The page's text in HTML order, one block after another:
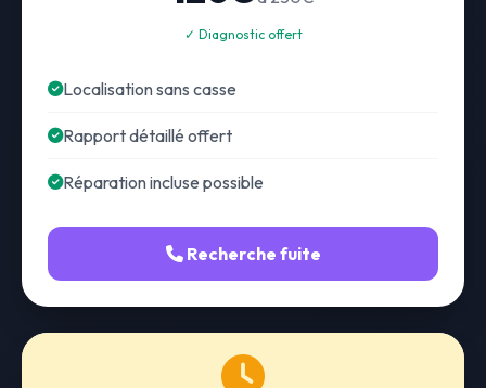
✓ Diagnostic offert
Localisation sans casse
Rapport détaillé offert
Réparation incluse possible
Recherche fuite